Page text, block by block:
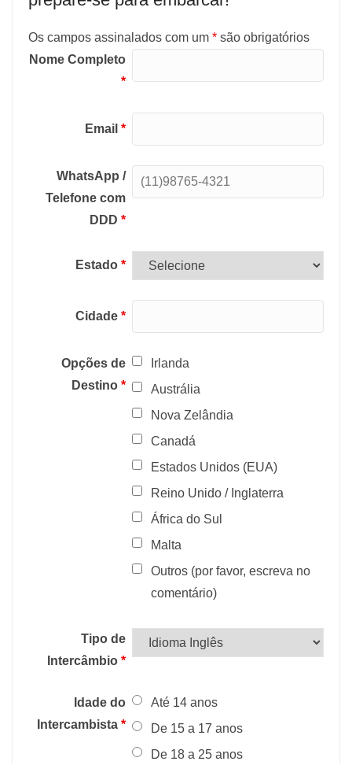
Os campos assinalados com um * são obrigatórios
Nome Completo
*
Email*
WhatsApp /
Telefone com
DDD*
Estado*
Cidade*
Opções de
Destino*
Irlanda
Austrália
Nova Zelândia
Canadá
Estados Unidos (EUA)
Reino Unido / Inglaterra
África do Sul
Malta
Outros (por favor, escreva no
comentário)
Tipo de
Intercâmbio*
Idade do
Intercambista*
Até 14 anos
De 15 a 17 anos
De 18 a 25 anos